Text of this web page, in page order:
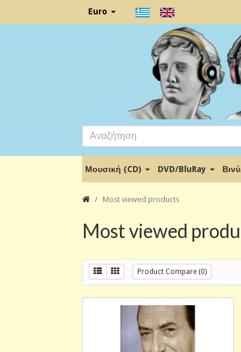
Euro
Μουσική (CD) DVD/BluRay
Most viewed products
Most viewed
Product Compare (0)